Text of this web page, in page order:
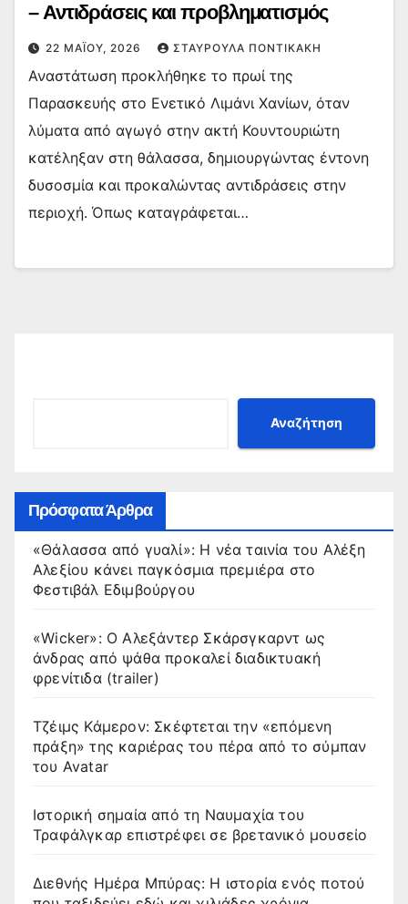
– Αντιδράσεις και προβληματισμός
22 ΜΑΪ́ΟΥ, 2026 ΣΤΑΥΡΟΎΛΑ ΠΟΝΤΙΚΆΚΗ
Αναστάτωση προκλήθηκε το πρωί της
Παρασκευής στο Ενετικό Λιμάνι Χανίων, όταν
λύματα από αγωγό στην ακτή Κουντουριώτη
κατέληξαν στη θάλασσα, δημιουργώντας έντονη
δυσοσμία και προκαλώντας αντιδράσεις στην
περιοχή. Όπως καταγράφεται…
Αναζήτηση
Πρόσφατα Άρθρα
«Θάλασσα από γυαλί»: Η νέα ταινία του Αλέξη
Αλεξίου κάνει παγκόσμια πρεμιέρα στο
Φεστιβάλ Εδιμβούργου
«Wicker»: Ο Αλεξάντερ Σκάρσγκαρντ ως
άνδρας από ψάθα προκαλεί διαδικτυακή
φρενίτιδα (trailer)
Τζέιμς Κάμερον: Σκέφτεται την «επόμενη
πράξη» της καριέρας του πέρα από το σύμπαν
του Avatar
Ιστορική σημαία από τη Ναυμαχία του
Τραφάλγκαρ επιστρέφει σε βρετανικό μουσείο
Διεθνής Ημέρα Μπύρας: Η ιστορία ενός ποτού